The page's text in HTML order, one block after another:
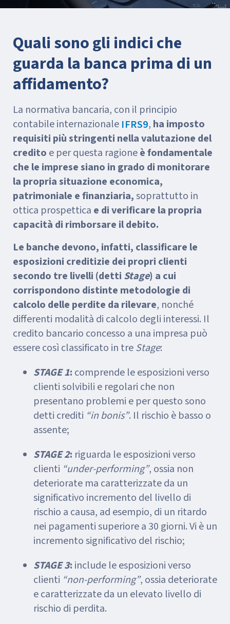
Quali sono gli indici che
guarda la banca prima di un
affidamento?
La normativa bancaria, con il principio
contabile internazionale IFRS9, ha imposto
requisiti più stringenti nella valutazione del
credito e per questa ragioneè fondamentale
che le imprese siano in grado di monitorare
la propria situazione economica,
patrimoniale e finanziaria,soprattutto in
ottica prospettica e di verificare la propria
capacità di rimborsare il debito.
Le banche devono, infatti, classificare le
esposizioni creditizie dei propri clienti
secondo tre livelli (detti Stage) a cui
corrispondono distinte metodologie di
calcolo delle perdite da rilevare, nonché
differenti modalità di calcolo degli interessi. Il
credito bancario concesso a una impresa può
essere così classificato in treStage:
STAGE 1: comprende le esposizioni verso
clienti solvibili e regolari che non
presentano problemi e per questo sono
detti crediti “in bonis”. Il rischio è basso o
assente;
STAGE 2: riguarda le esposizioni verso
clienti “under-performing”, ossia non
deteriorate ma caratterizzate da un
significativo incremento del livello di
rischio a causa, ad esempio, di un ritardo
nei pagamenti superiore a 30 giorni. Vi è un
incremento significativo del rischio;
STAGE 3: include le esposizioni verso
clienti “non-performing”, ossia deteriorate
e caratterizzate da un elevato livello di
rischio di perdita.